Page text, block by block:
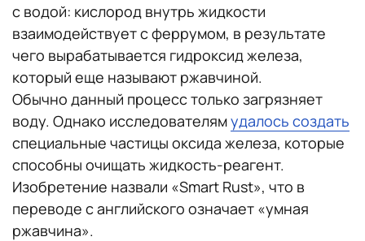
с водой: кислород внутрь жидкости
взаимодействует с феррумом, в результате
чего вырабатывается гидроксид железа,
который еще называют ржавчиной.
Обычно данный процесс только загрязняет
воду. Однако исследователямудалось создать
специальные частицы оксида железа, которые
способны очищать жидкость-реагент.
Изобретение назвали «Smart Rust», что в
переводе с английского означает «умная
ржавчина».